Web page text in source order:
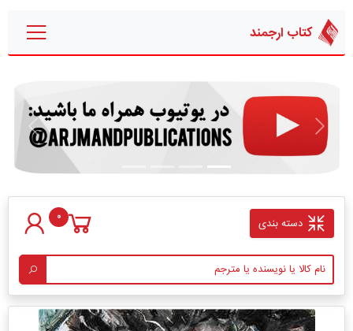
کتاب ارجمند
قبلی بعدی
دسته بندی 0